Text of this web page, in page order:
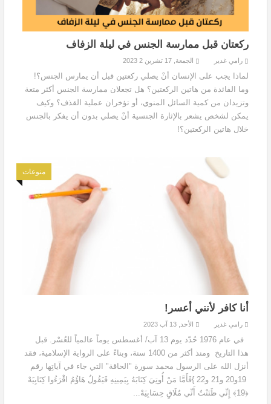
ركعتان قبل ممارسة الجنس في ليلة الزفاف
رامي غدير الجمعة, 17 تشرين 2 2023
لماذا يجب على الإنسان أنْ يصلي ركعتين قبل أن يمارس الجنس؟!
وما الفائدة من هاتين الركعتين؟ هل تجعلان ممارسة الجنس أكثر متعة
وتزيدان من كمية السائل المنوي، أو تؤخران عملية القذف؟ وكيف
يمكن لشخص يشعر بالإثارة الجنسية أنْ يصلي بدون أن يفكر بالجنس
خلال هاتين الركعتين؟!
منوعات
أنا كافر لأنني أعسر!
رامي غدير الأحد, 13 آب 2023
في عام 1976 حُدّد يوم 13 آب/ أغسطس يوماً عالمياً للعُسْر. قبل
هذا التاريخ ومنذ أكثر من 1400 سنة، وبناءً على الرواية الإسلامية، فقد
أنزل الله على الرسول محمد سورة "الحاقة" التي جاء في آياتِها رقم
19و20 و21 و22 }فَأَمَّا مَنْ أُوتِيَ كِتَابَهُ بِيَمِينِهِ فَيَقُولُ هَاؤُمُ اقْرَءُوا كِتَابِيَهْ
﴿19﴾ إِنِّي ظَنَنْتُ أَنِّي مُلَاقٍ حِسَابِيَهْ...